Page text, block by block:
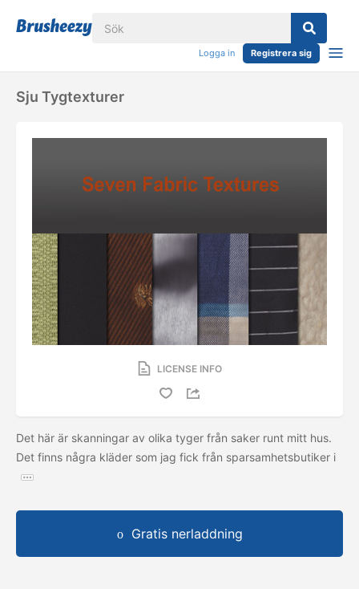
Logga in Registrera sig
Sju Tygtexturer
LICENSE INFO
Det här är skanningar av olika tyger från saker runt mitt hus.
Det finns några kläder som jag fick från sparsamhetsbutiker i
Gratis nerladdning